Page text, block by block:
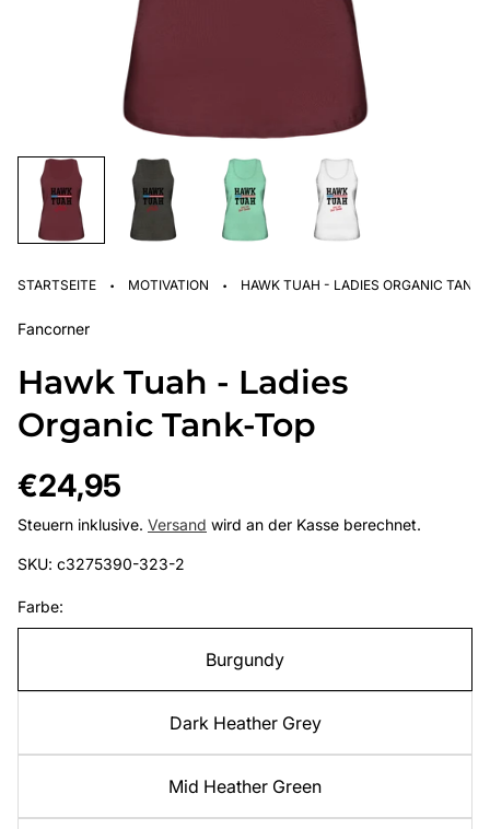
STARTSEITE · MOTIVATION · HAWK TUAH - LADIES ORGANIC TANK-
Fancorner
Hawk Tuah - Ladies
Organic Tank-Top
Regulärer
Preis
€24,95
Steuern inklusive. Versand wird an der Kasse berechnet.
SKU: c3275390-323-2
Farbe:
Burgundy
Dark Heather Grey
Mid Heather Green